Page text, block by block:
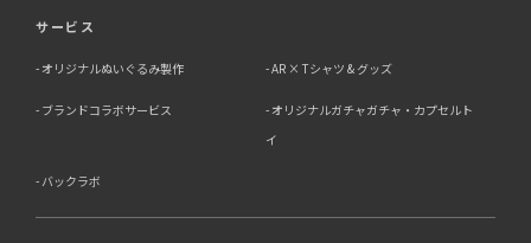
お客様がご自身の個人情報を弊社に提供されるか否かは、
は、適切なサービスが提供できない場合がありますので予
8．Cookie（クッキー）等の利用について
当社のウェブサイトでは、お客様に適したサービスや情
報、広告等を提供する目的のため、Cookie（クッキー）
サービス
オリジナルぬいぐるみ製作 AR × Tシャツ & グッズ
ブランドコラボサービス
オリジナルガチャガチャ・カプセルト
イ
バックラボ